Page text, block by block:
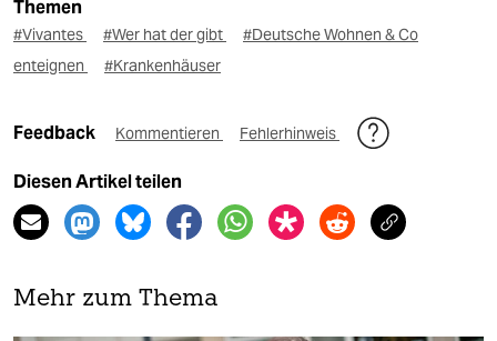
Themen
#Vivantes #Wer hat der gibt
#Deutsche Wohnen & Co
enteignen
#Krankenhäuser
Feedback Kommentieren Fehlerhinweis
Diesen Artikel teilen
Mehr zum Thema